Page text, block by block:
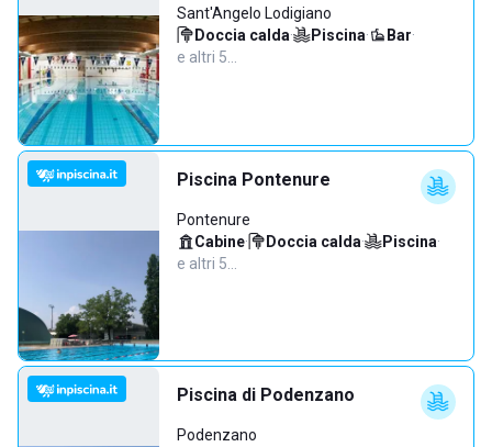
Sant'Angelo Lodigiano
Doccia calda· Piscina· Bar·
e altri 5…
Piscina Pontenure
Pontenure
Cabine· Doccia calda· Piscina·
e altri 5…
Piscina di Podenzano
Podenzano